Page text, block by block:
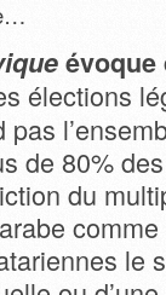
évoque
élections
de 80%
du
le